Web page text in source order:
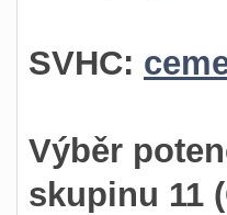
SVHC:
Výběr
skupinu 11